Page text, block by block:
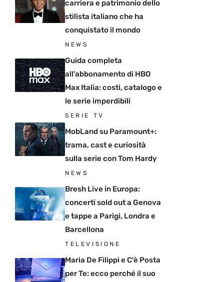
carriera e patrimonio dello
stilista italiano che ha
conquistato il mondo
NEWS
Guida completa
all’abbonamento di HBO
Max Italia: costi, catalogo e
le serie imperdibili
SERIE TV
MobLand su Paramount+:
trama, cast e curiosità
sulla serie con Tom Hardy
NEWS
Bresh Live in Europa:
concerti sold out a Genova
e tappe a Parigi, Londra e
Barcellona
TELEVISIONE
Maria De Filippi e C’è Posta
per Te: ecco perché il suo